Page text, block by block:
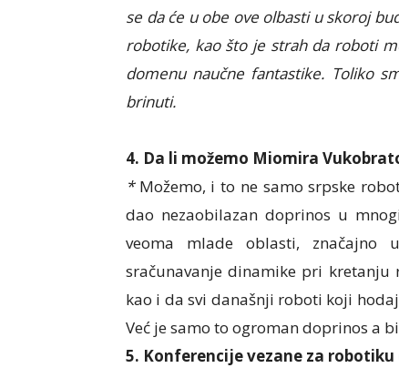
se da će u obe ove olbasti u skoroj
robotike, kao što je strah da roboti
domenu naučne fantastike. Toliko
brinuti.
4. Da li možemo Miomira
*Možemo, i to ne samo srpske
dao nezaobilazan doprinos u
veoma mlade oblasti, značajno
sračunavanje dinamike pri
kao i da svi današnji roboti koji
Već je samo to ogroman doprinos a
5. Konferencije vezane za robotiku